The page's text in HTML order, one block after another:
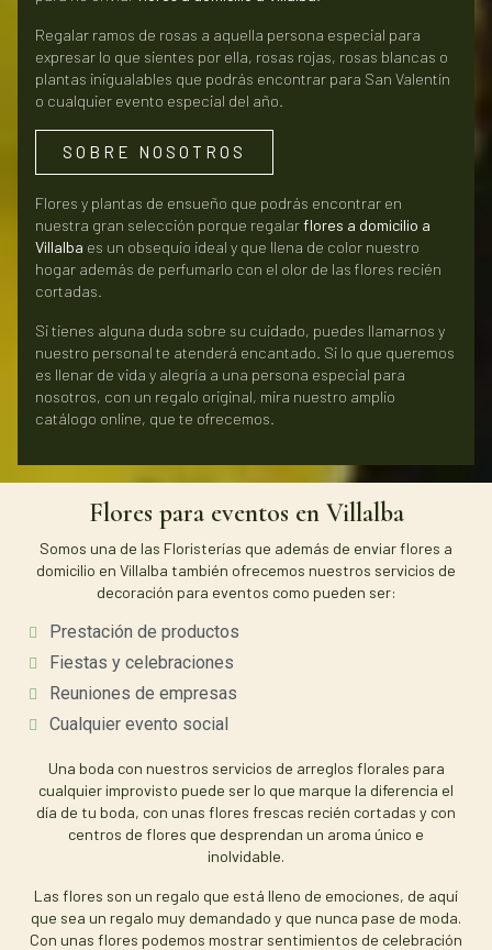
Regalar ramos de rosas a aquella persona especial para
expresar lo que sientes por ella, rosas rojas, rosas blancas o
plantas inigualables que podrás encontrar para San Valentín
o cualquier evento especial del año.
SOBRE NOSOTROS
Flores y plantas de ensueño que podrás encontrar en
nuestra gran selección porque regalarflores a domicilio a
Villalba es un obsequio ideal y que llena de color nuestro
hogar además de perfumarlo con el olor de las flores recién
cortadas.
Si tienes alguna duda sobre su cuidado, puedes llamarnos y
nuestro personal te atenderá encantado. Si lo que queremos
es llenar de vida y alegría a una persona especial para
nosotros, con un regalo original, mira nuestro amplio
catálogo online, que te ofrecemos.
Flores para eventos en Villalba
Somos una de las Floristerías que además de enviar flores a
domicilio en Villalba también ofrecemos nuestros servicios de
decoración para eventos como pueden ser:
Prestación de productos
Fiestas y celebraciones
Reuniones de empresas
Cualquier evento social
Una boda con nuestros servicios de arreglos florales para
cualquier improvisto puede ser lo que marque la diferencia el
día de tu boda, con unas flores frescas recién cortadas y con
centros de flores que desprendan un aroma único e
inolvidable.
Las flores son un regalo que está lleno de emociones, de aquí
que sea un regalo muy demandado y que nunca pase de moda.
Con unas flores podemos mostrar sentimientos de celebración